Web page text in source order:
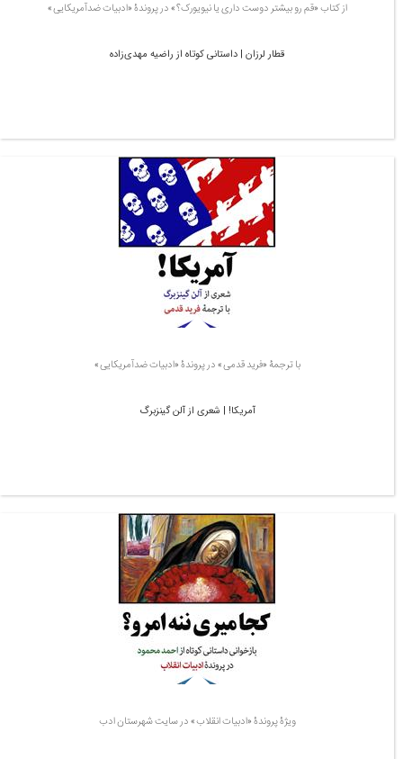
از کتاب «قم رو بیشتر دوست داری یا نیویورک؟» در پروندۀ «ادبیات ضدآمریکایی»
قطار لرزان | داستانی کوتاه از راضیه مهدی‌زاده
با ترجمۀ «فرید قدمی» در پروندۀ «ادبیات ضدآمریکایی»
آمریکا! | شعری از آلن گینزبرگ
ویژۀ پروندۀ «ادبیات انقلاب» در سایت شهرستان ادب